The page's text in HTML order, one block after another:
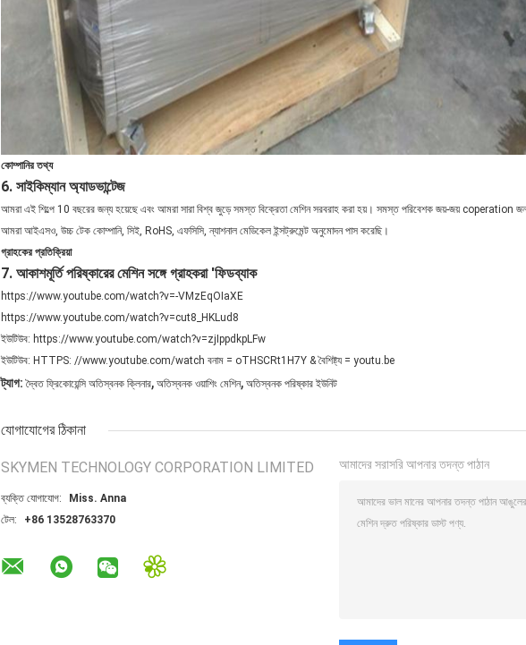
কোম্পানির তথ্য
6. সাইকিম্যান অ্যাডভান্টেজ
আমরা এই শিল্পে 10 বছরের জন্য হয়েছে এবং আমরা সারা বিশ্ব জুড়ে সমস্ত বিক্রেতা মেশিন সরবরাহ করা হয়। সমস্ত পরিবেশক জয়-জয় coperation
আমরা আইএসও, উচ্চ টেক কোম্পানি, সিই, RoHS, এফসিসি, ন্যাশনাল মেডিকেল ইন্সট্রুমেন্ট অনুমোদন পাস করেছি।
গ্রাহকের প্রতিক্রিয়া
7. আকাশমূর্তি পরিষ্কারের মেশিন সঙ্গে গ্রাহকরা 'ফিডব্যাক
https://www.youtube.com/watch?v=-VMzEqOIaXE
https://www.youtube.com/watch?v=cut8_HKLud8
ইউটিউব: https://www.youtube.com/watch?v=zjIppdkpLFw
ইউটিউব: HTTPS: //www.youtube.com/watch বনাম = oTHSCRt1H7Y & বৈশিষ্ট্য = youtu.be
ট্যাগ: দ্বৈত ফ্রিকোয়েন্সি অতিস্বনক ক্লিনার, অতিস্বনক ওয়াশিং মেশিন, অতিস্বনক পরিষ্কার ইউনিট
যোগাযোগের ঠিকানা
SKYMEN TECHNOLOGY CORPORATION LIMITED
ব্যক্তি যোগাযোগ:
Miss. Anna
টেল:
+86 13528763370
আমাদের সরাসরি আপনার তদন্ত পাঠান